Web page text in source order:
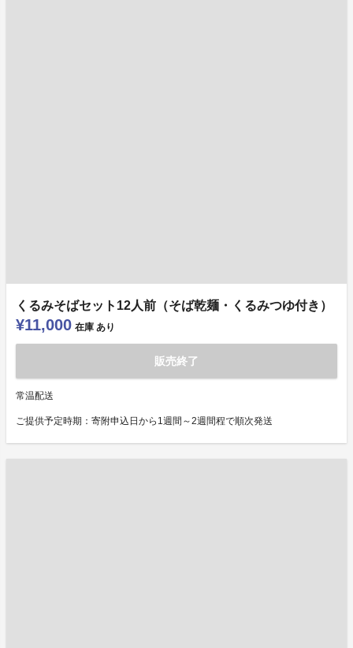
くるみそばセット12人前（そば乾麺・くるみつゆ付き）
¥11,000 在庫 あり
販売終了
常温配送
ご提供予定時期：寄附申込日から1週間～2週間程で順次発送